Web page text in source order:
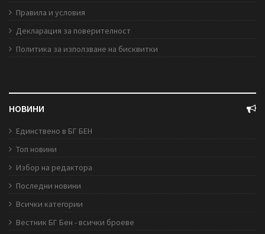
Правила и условия
Декларация за поверителност
Политика за използване на бисквитки
НОВИНИ
Единствено в БГ БЕН
Топ новини
Избор на редактора
Последни новини
Всички категории
Вестник БГ Бен - всички броеве